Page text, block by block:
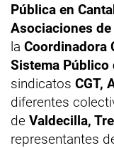
Pública en
Asociaciones
la Coordinadora
Sistema Público
sindicatos CGT,
diferentes
de Valdecilla,
representantes